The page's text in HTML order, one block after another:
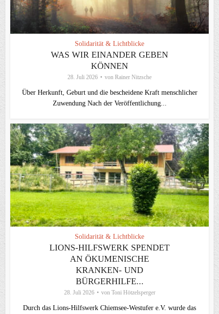
Solidarität & Lichtblicke
WAS WIR EINANDER GEBEN
KÖNNEN
28. Juli 2026 von Rainer Nitzsche
Über Herkunft, Geburt und die bescheidene Kraft menschlicher
Zuwendung Nach der Veröffentlichung...
Solidarität & Lichtblicke
LIONS-HILFSWERK SPENDET
AN ÖKUMENISCHE
KRANKEN- UND
BÜRGERHILFE...
28. Juli 2026 von Toni Hötzelsperger
Durch das Lions-Hilfswerk Chiemsee-Westufer e.V. wurde das